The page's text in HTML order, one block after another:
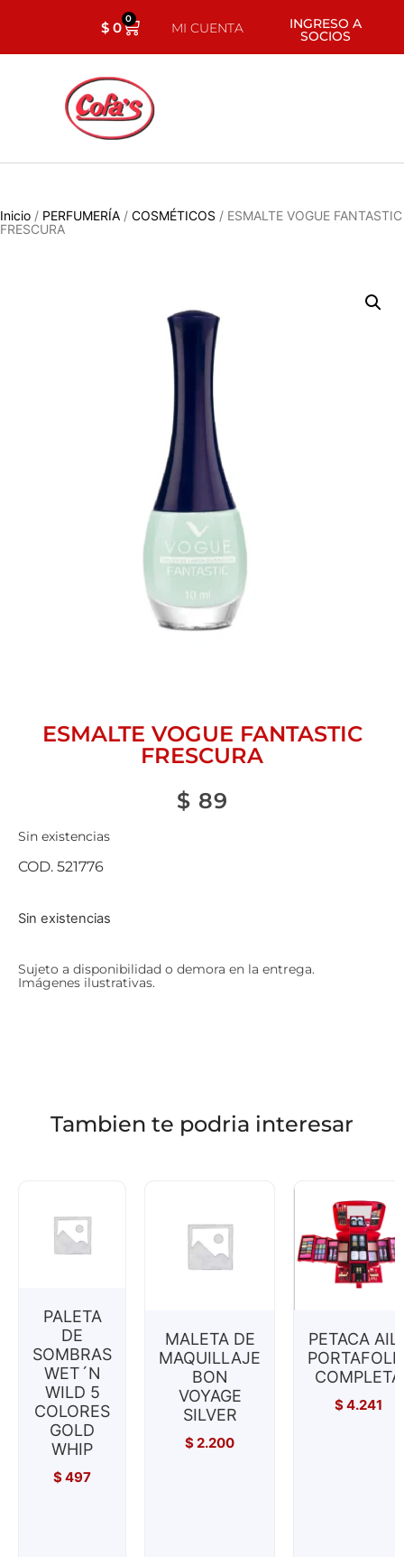
$0 0
MI CUENTA INGRESO A
SOCIOS
Inicio / PERFUMERÍA / COSMÉTICOS / ESMALTE VOGUE FANTASTIC
FRESCURA
ESMALTE VOGUE FANTASTIC
FRESCURA
$ 89
Sin existencias
COD. 521776
Sin existencias
Sujeto a disponibilidad o demora en la entrega.
Imágenes ilustrativas.
Tambien te podria interesar
PALETA
DE
SOMBRAS
WET´N
WILD 5
COLORES
GOLD
WHIP
$497
MALETA DE
MAQUILLAJE
BON
VOYAGE
SILVER
$2.200
PETACA
COMPLETA
$4.241